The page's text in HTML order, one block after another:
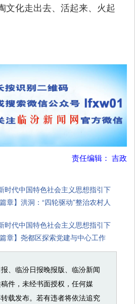
文化走出去、活起来、火起
责任编辑： 吉政
时代中国特色社会主义思想指引下
】洪洞：“四轮驱动”整治农村人
时代中国特色社会主义思想指引下
】尧都区探索党建与中心工作
、临汾日报晚报版、临汾新闻
件，未经书面授权，任何媒
载发布。若有违者将依法追究